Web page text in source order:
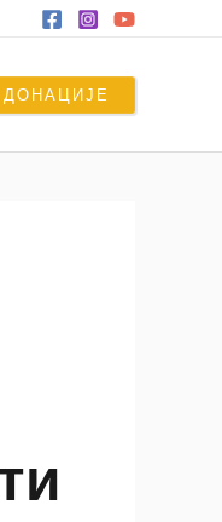
ДОНАЦИЈЕ